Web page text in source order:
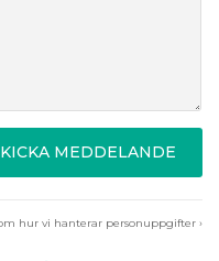
MEDDELANDE
hur vi hanterar personuppgifter ›